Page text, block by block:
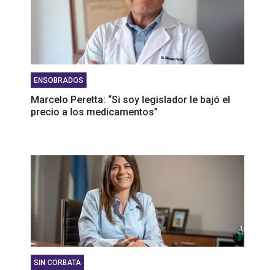
ENSOBRADOS
Marcelo Peretta: “Si soy legislador le bajó el
precio a los medicamentos”
SIN CORBATA